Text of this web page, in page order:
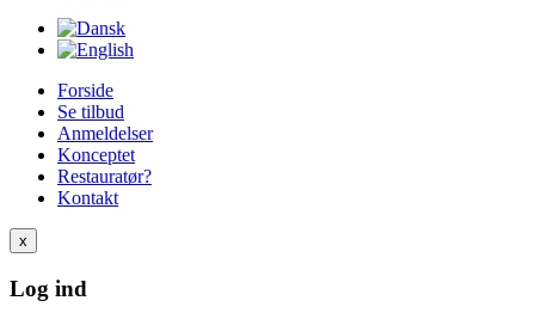
Forside
Se tilbud
Anmeldelser
Konceptet
Restauratør?
Kontakt
x
Log ind